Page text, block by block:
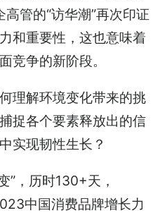
管的“访华潮”再次印证
和重要性，这也意味着
竞争的新阶段。
理解环境变化带来的挑
捉各个要素释放出的信
实现韧性生长？
”，历时130+天，
中国消费品牌增长力